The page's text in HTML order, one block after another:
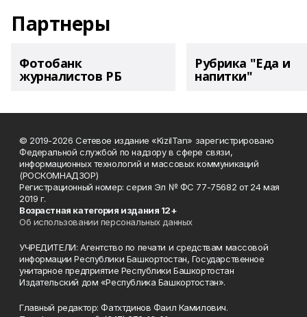
Партнеры
Фотобанк
журналистов РБ
Рубрика "Еда и
напитки"
© 2019-2026 Сетевое издание «KizilTan» зарегистрировано
Федеральной службой по надзору в сфере связи,
информационных технологий и массовых коммуникаций
(РОСКОМНАДЗОР)
Регистрационный номер: серия Эл № ФС 77-75682 от 24 мая
2019 г.
Возрастная категория издания 12+
Об использовании персональных данных
УЧРЕДИТЕЛИ: Агентство по печати и средствам массовой
информации Республики Башкортостан, Государственное
унитарное предприятие Республики Башкортостан
Издательский дом «Республика Башкортостан».
Главный редактор: Фатхтдинов Фаил Камилович.